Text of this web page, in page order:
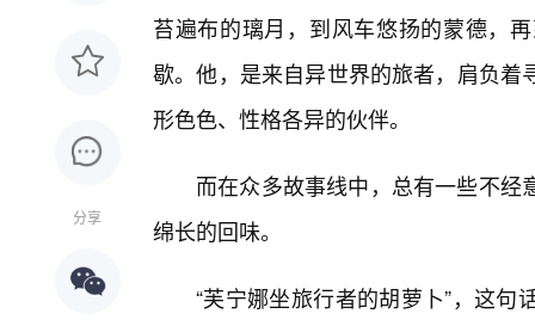
分享
苔遍布的璃月，到风车悠扬的蒙德，
歇。他，是来自异世界的旅者，肩负
形色色、性格各异的伙伴。
而在众多故事线中，总有一些不
绵长的回味。
“芙宁娜坐旅行者的胡萝卜”，这